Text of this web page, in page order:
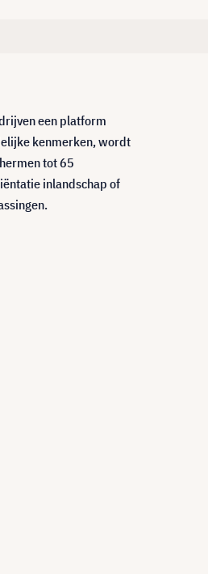
een platform
kenmerken, wordt
tot 65
inlandschap of